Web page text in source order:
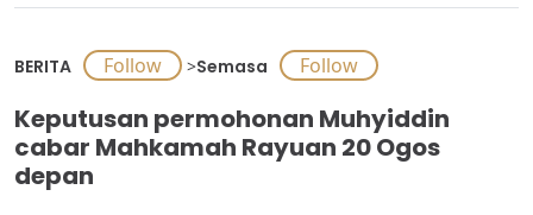
BERITA >Semasa
Keputusan permohonan Muhyiddin
cabar Mahkamah Rayuan 20 Ogos
depan